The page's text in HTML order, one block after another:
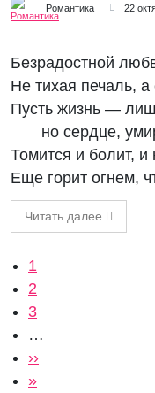
Романтика 22
Безрадостной
Не тихая печаль,
Пусть жизнь —
но сердце,
Томится и болит, и
Еще горит огнем,
Читать далее
Нумерация страниц
Текущая страница
1
Страница
2
Страница
3
…
Следующая
››
Последняя
»